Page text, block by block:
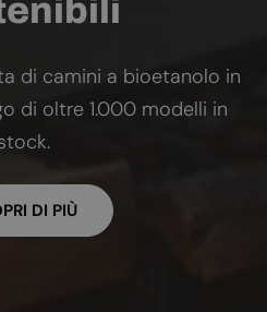
di camini a bioetanolo in
di oltre 1.000 modelli in
DI PIÙ